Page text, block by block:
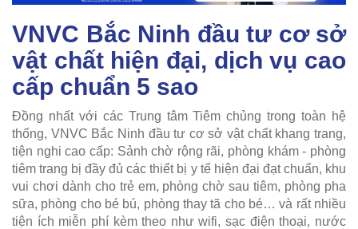
VNVC Bắc Ninh đầu tư cơ sở
vật chất hiện đại, dịch vụ cao
cấp chuẩn 5 sao
Đồng nhất với các Trung tâm Tiêm chủng trong toàn hệ
thống, VNVC Bắc Ninh đầu tư cơ sở vật chất khang trang,
tiện nghi cao cấp: Sảnh chờ rộng rãi, phòng khám - phòng
tiêm trang bị đầy đủ các thiết bị y tế hiện đại đạt chuẩn, khu
vui chơi dành cho trẻ em, phòng chờ sau tiêm, phòng pha
sữa, phòng cho bé bú, phòng thay tã cho bé… và rất nhiều
tiện ích miễn phí kèm theo như wifi, sạc điện thoại, nước